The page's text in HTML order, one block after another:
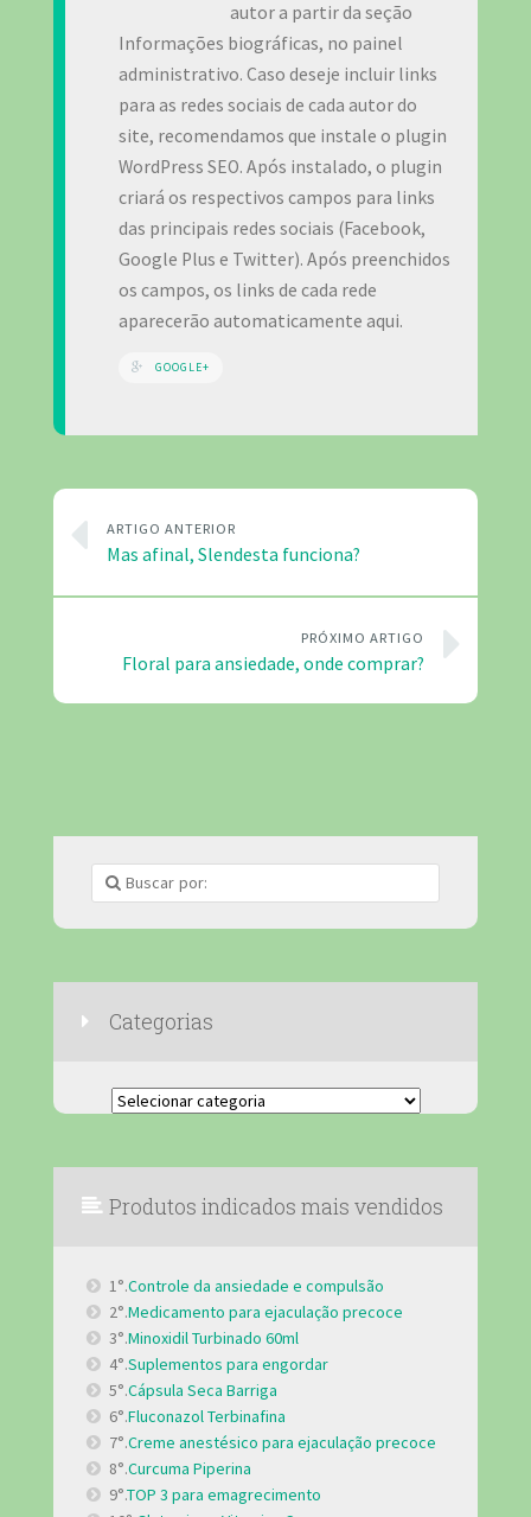
autor a partir da seção
Informações biográficas, no painel
administrativo. Caso deseje incluir links
para as redes sociais de cada autor do
site, recomendamos que instale o plugin
WordPress SEO. Após instalado, o plugin
criará os respectivos campos para links
das principais redes sociais (Facebook,
Google Plus e Twitter). Após preenchidos
os campos, os links de cada rede
aparecerão automaticamente aqui.
GOOGLE+
ARTIGO ANTERIOR
Mas afinal, Slendesta funciona?
PRÓXIMO ARTIGO
Floral para ansiedade, onde comprar?
Categorias
Categorias
Produtos indicados mais vendidos
1°.Controle da ansiedade e compulsão
2°.Medicamento para ejaculação precoce
3°.Minoxidil Turbinado 60ml
4°.Suplementos para engordar
5°.Cápsula Seca Barriga
6°.Fluconazol Terbinafina
7°.Creme anestésico para ejaculação precoce
8°.Curcuma Piperina
9°.TOP 3 para emagrecimento